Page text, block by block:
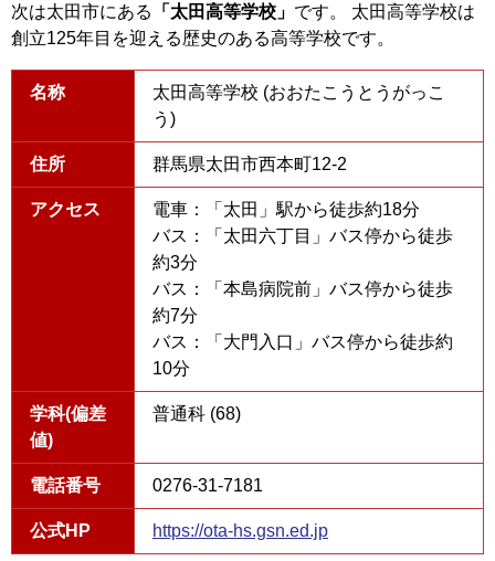
次は太田市にある 「太田高等学校」 です。 太田高等学校は
創立125年目を迎える歴史のある高等学校です。
名称
太田高等学校 (おおたこうとうがっこ
う)
住所 群馬県太田市西本町12-2
アクセス
電車：「太田」駅から徒歩約18分
バス：「太田六丁目」バス停から徒歩
約3分
バス：「本島病院前」バス停から徒歩
約7分
バス：「大門入口」バス停から徒歩約
10分
学科(偏差
値)
普通科 (68)
電話番号 0276-31-7181
公式HP https://ota-hs.gsn.ed.jp